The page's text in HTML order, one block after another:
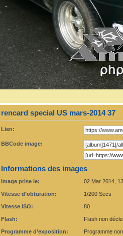
rencard special US mars-2014 37
Lien:
BBCode image:
Informations des images
Image prise le: 02 Mar 2014,
Vitesse d’obturation: 1/200 Secs
Vitesse ISO: 80
Flash: Flash non
Programme d’exposition: Programme